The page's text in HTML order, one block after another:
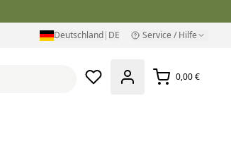
Deutschland| DE Service / Hilfe
0,00 €